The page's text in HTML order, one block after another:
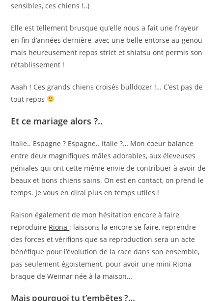
sensibles, ces chiens !..)
Elle est tellement brusque qu’elle nous a fait une frayeur
en fin d’années dernière, avec une belle entorse au genou
mais heureusement repos strict et shiatsu ont permis son
rétablissement !
Aaah ! Ces grands chiens croisés bulldozer !… C’est pas de
tout repos
Et ce mariage alors ?..
Italie.. Espagne ? Espagne.. Italie ?… Mon coeur balance
entre deux magnifiques mâles adorables, aux éleveuses
géniales qui ont cette même envie de contribuer à avoir de
beaux et bons chiens sains. On est en contact, on prend le
temps. Je vous en dirai plus en temps utiles !
Raison également de mon hésitation encore à faire
reproduire Riona : laissons la encore se faire, reprendre
des forces et vérifions que sa reproduction sera un acte
bénéfique pour l’évolution de la race dans son ensemble,
pas seulement égoïstement, pour avoir une mini Riona
braque de Weimar née à la maison…
Mais pourquoi tu t’embêtes ?…